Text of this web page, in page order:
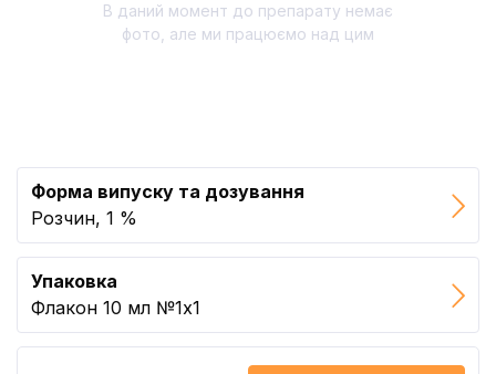
В даний момент до препарату немає
фото, але ми працюємо над цим
Форма випуску та дозування
Розчин, 1 %
Упаковка
Флакон 10 мл №1x1